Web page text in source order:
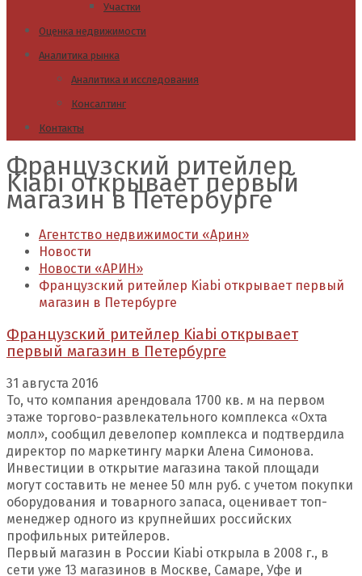
Участки
Оценка недвижимости
Аналитика рынка
Аналитика и исследования
Консалтинг
Контакты
Французский ритейлер
Kiabi открывает первый
магазин в Петербурге
Агентство недвижимости «Арин»
Новости
Новости «АРИН»
Французский ритейлер Kiabi открывает первый
магазин в Петербурге
Французский ритейлер Kiabi открывает
первый магазин в Петербурге
31 августа 2016
То, что компания арендовала 1700 кв. м на первом
этаже торгово-развлекательного комплекса «Охта
молл», сообщил девелопер комплекса и подтвердила
директор по маркетингу марки Алена Симонова.
Инвестиции в открытие магазина такой площади
могут составить не менее 50 млн руб. с учетом покупки
оборудования и товарного запаса, оценивает топ-
менеджер одного из крупнейших российских
профильных ритейлеров.
Первый магазин в России Kiabi открыла в 2008 г., в
сети уже 13 магазинов в Москве, Самаре, Уфе и